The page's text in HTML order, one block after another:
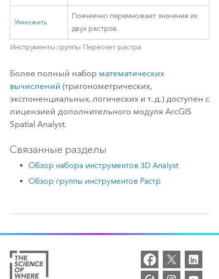
Умножить
Поячеечно перемножает значения их
двух растров.
Инструменты группы Пересчет растра
Более полный набор математических
вычислений (тригонометрических,
экспоненциальных, логических и т. д.) доступен с
лицензией дополнительного модуля ArcGIS
Spatial Analyst.
Связанные разделы
Обзор набора инструментов 3D Analyst
Обзор группы инструментов Растр